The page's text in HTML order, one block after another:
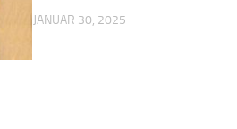
JANUAR 30, 2025